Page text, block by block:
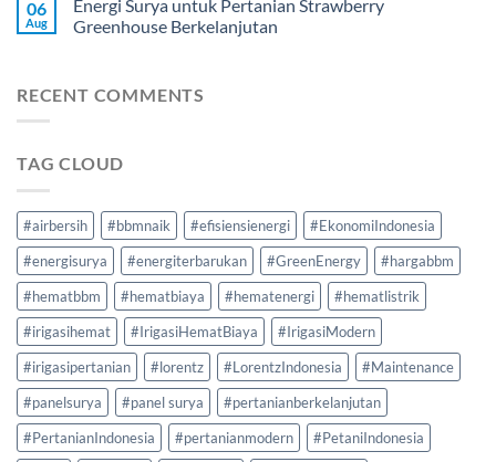
06
Aug
Energi Surya untuk Pertanian Strawberry
Greenhouse Berkelanjutan
RECENT COMMENTS
TAG CLOUD
#airbersih #bbmnaik #efisiensienergi
#EkonomiIndonesia
#energisurya
#energiterbarukan #GreenEnergy
#hargabbm
#hematbbm
#hematbiaya #hematenergi
#hematlistrik
#irigasihemat
#IrigasiHematBiaya
#IrigasiModern
#irigasipertanian
#lorentz #LorentzIndonesia
#Maintenance
#panelsurya
#panel surya
#pertanianberkelanjutan
#PertanianIndonesia
#pertanianmodern
#PetaniIndonesia